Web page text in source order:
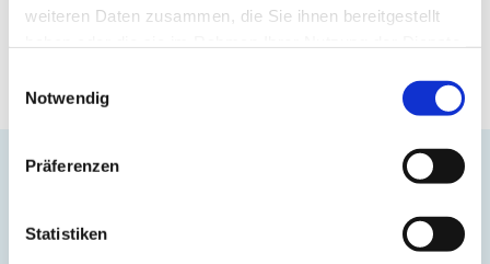
weiteren Daten zusammen, die Sie ihnen bereitgestellt
Notwendig
Präferenzen
Statistiken
, erfahren Sie als Erste/r alles über Neuheiten,
SICH ANMELDEN